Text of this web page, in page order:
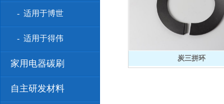
- 适用于博世
- 适用于得伟
家用电器碳刷
自主研发材料
炭三拼环